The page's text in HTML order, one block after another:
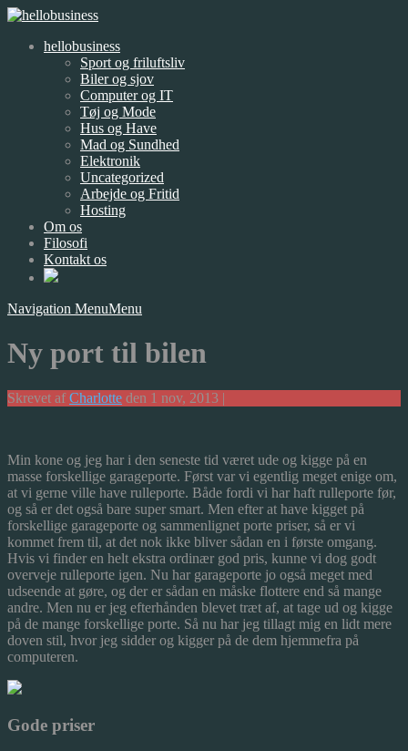
hellobusiness
Sport og friluftsliv
Biler og sjov
Computer og IT
Tøj og Mode
Hus og Have
Mad og Sundhed
Elektronik
Uncategorized
Arbejde og Fritid
Hosting
Om os
Filosofi
Kontakt os
Navigation MenuMenu
Ny port til bilen
Skrevet af Charlotte den 1 nov, 2013 |
Min kone og jeg har i den seneste tid været ude og kigge på en
masse forskellige garageporte. Først var vi egentlig meget enige om,
at vi gerne ville have rulleporte. Både fordi vi har haft rulleporte før,
og så er det også bare super smart. Men efter at have kigget på
forskellige garageporte og sammenlignet porte priser, så er vi
kommet frem til, at det nok ikke bliver sådan en i første omgang.
Hvis vi finder en helt ekstra ordinær god pris, kunne vi dog godt
overveje rulleporte igen. Nu har garageporte jo også meget med
udseende at gøre, og der er sådan en måske flottere end så mange
andre. Men nu er jeg efterhånden blevet træt af, at tage ud og kigge
på de mange forskellige porte. Så nu har jeg tillagt mig en lidt mere
doven stil, hvor jeg sidder og kigger på de dem hjemmefra på
computeren.
Gode priser